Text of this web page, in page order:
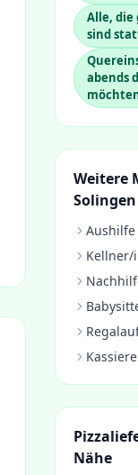
Alle, die
sind
abends
Weitere
Solingen
Kellner/
Nähe